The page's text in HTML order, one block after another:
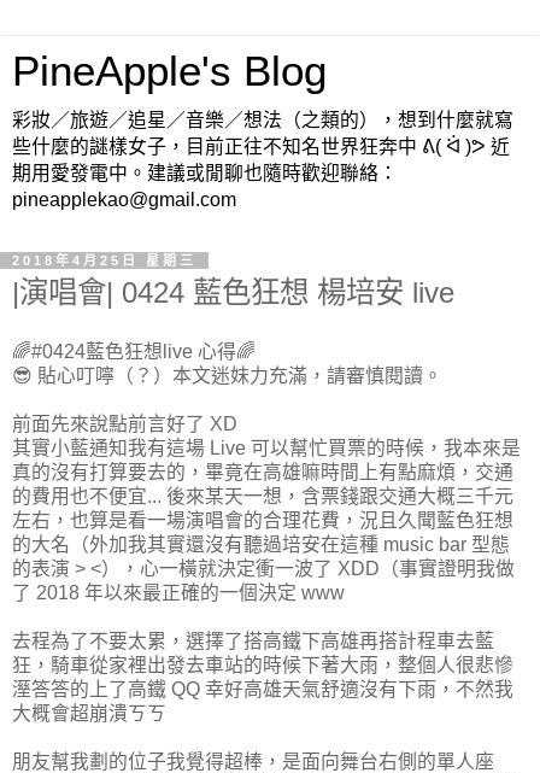
PineApple's Blog
彩妝／旅遊／追星／音樂／想法（之類的），想到什麼就寫
些什麼的謎樣女子，目前正往不知名世界狂奔中 ᕕ( ᐛ )ᕗ 近
期用愛發電中。建議或閒聊也隨時歡迎聯絡：
pineapplekao@gmail.com
2018年4月25日 星期三
|演唱會| 0424 藍色狂想 楊培安 live
🌈#0424藍色狂想live 心得🌈
😎 貼心叮嚀（？）本文迷妹力充滿，請審慎閱讀。
前面先來說點前言好了 XD
其實小藍通知我有這場 Live 可以幫忙買票的時候，我本來是
真的沒有打算要去的，畢竟在高雄嘛時間上有點麻煩，交通
的費用也不便宜... 後來某天一想，含票錢跟交通大概三千元
左右，也算是看一場演唱會的合理花費，況且久聞藍色狂想
的大名（外加我其實還沒有聽過培安在這種 music bar 型態
的表演 > <），心一橫就決定衝一波了 XDD（事實證明我做
了 2018 年以來最正確的一個決定 www
去程為了不要太累，選擇了搭高鐵下高雄再搭計程車去藍
狂，騎車從家裡出發去車站的時候下著大雨，整個人很悲慘
溼答答的上了高鐵 QQ 幸好高雄天氣舒適沒有下雨，不然我
大概會超崩潰ㄎㄎ
朋友幫我劃的位子我覺得超棒，是面向舞台右側的單人座